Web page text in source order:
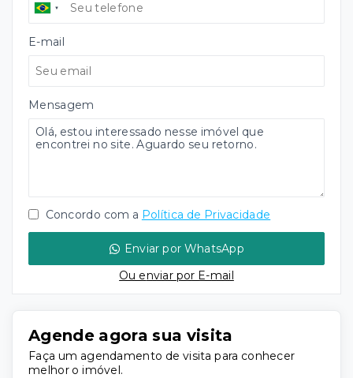
E-mail
Mensagem
Concordo com a Política de Privacidade
Enviar por WhatsApp
Ou enviar por E-mail
Agende agora sua visita
Faça um agendamento de visita para conhecer
melhor o imóvel.